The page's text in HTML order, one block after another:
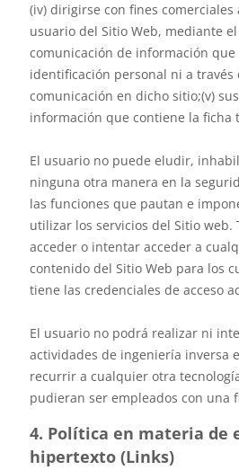
(iv) dirigirse con fines
usuario del Sitio Web, mediante
comunicación de información que
identificación personal ni a través
comunicación en dicho sitio;(v)
información que contiene la ficha
El usuario no puede eludir,
ninguna otra manera en la
las funciones que pautan e
utilizar los servicios del Sitio web.
acceder o intentar acceder a
contenido del Sitio Web para los
tiene las credenciales de acceso
El usuario no podrá realizar ni
actividades de ingeniería inversa
recurrir a cualquier otra
pudieran ser empleados con una
4. Política en materia de
hipertexto (Links)